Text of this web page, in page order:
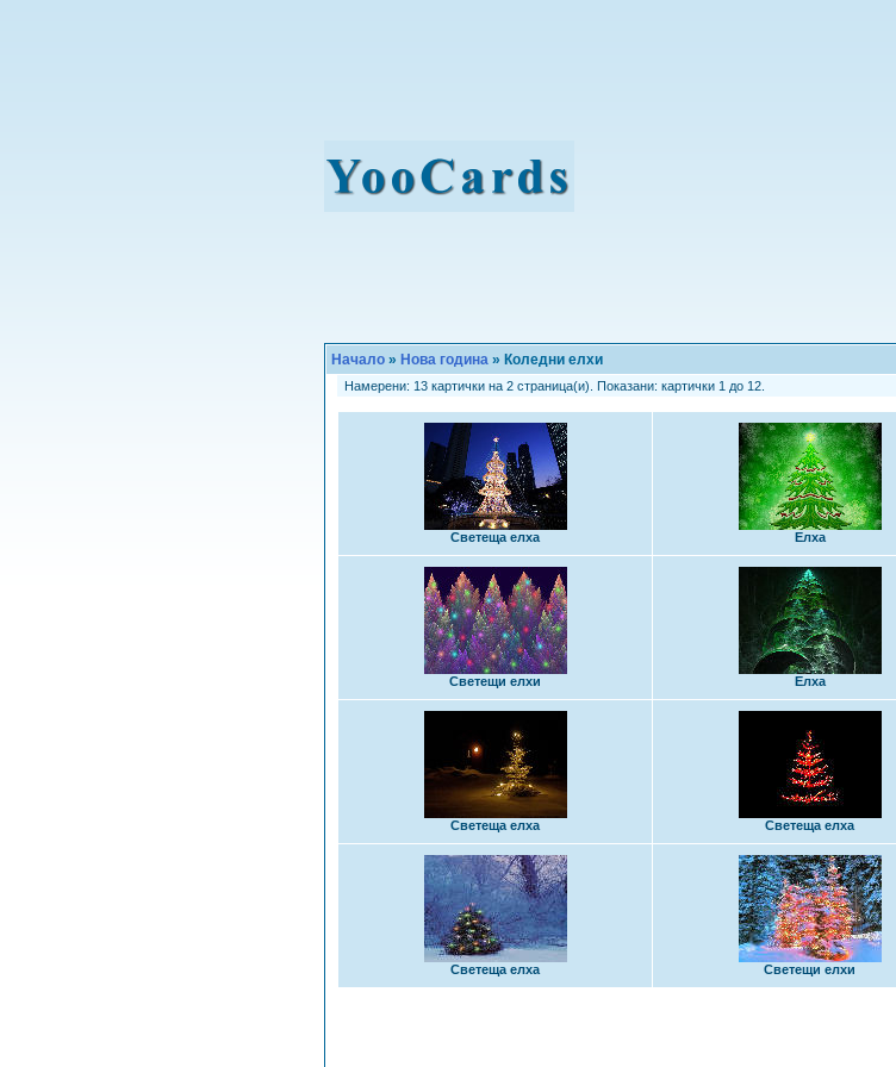
Начало » Нова година » Коледни елхи
Намерени: 13 картички на 2 страница(и). Показани: картички 1 до 12.
Светеща елха Елха
Светещи елхи Елха
Светеща елха Светеща елха
Светеща елха Светещи елхи